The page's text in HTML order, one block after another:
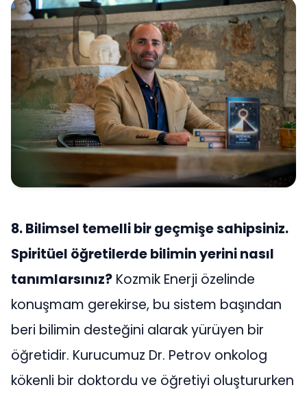
8. Bilimsel temelli bir geçmişe sahipsiniz.
Spiritüel öğretilerde bilimin yerini nasıl
tanımlarsınız? Kozmik Enerji özelinde
konuşmam gerekirse, bu sistem başından
beri bilimin desteğini alarak yürüyen bir
öğretidir. Kurucumuz Dr. Petrov onkolog
kökenli bir doktordu ve öğretiyi oluştururken